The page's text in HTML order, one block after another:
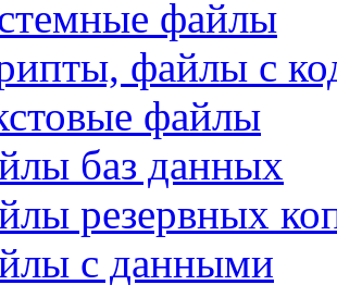
файлы
файлы с
файлы
баз данных
резервных
с данными